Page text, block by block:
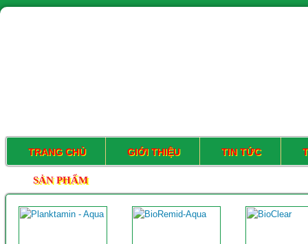
TRANG CHỦ GIỚI THIỆU TIN TỨC
SẢN PHẨM